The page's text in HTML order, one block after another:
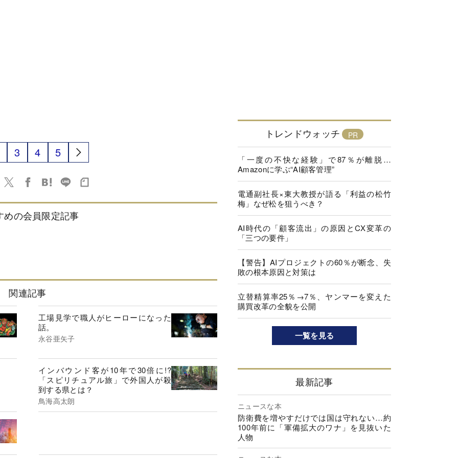
3 4 5
めの会員限定記事
関連記事
工場見学で職人がヒーローになった
話。
永谷亜矢子
インバウンド客が10年で30倍に!?
「スピリチュアル旅」で外国人が殺
到する県とは？
鳥海高太朗
トレンドウォッチ
「一度の不快な経験」で87％が離脱…
Amazonに学ぶ“AI顧客管理”
電通副社長×東大教授が語る「利益の松竹
梅」なぜ松を狙うべき？
AI時代の「顧客流出」の原因とCX変革の
「三つの要件」
【警告】AIプロジェクトの60％が断念、失
敗の根本原因と対策は
立替精算率25％→7％、ヤンマーを変えた
購買改革の全貌を公開
一覧を見る
最新記事
ニュースな本
防衛費を増やすだけでは国は守れない…約
100年前に「軍備拡大のワナ」を見抜いた
人物